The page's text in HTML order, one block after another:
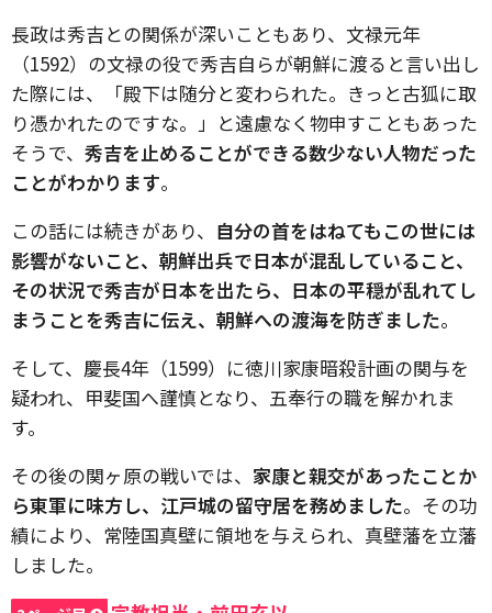
長政は秀吉との関係が深いこともあり、文禄元年
（1592）の文禄の役で秀吉自らが朝鮮に渡ると言い出し
た際には、「殿下は随分と変わられた。きっと古狐に取
り憑かれたのですな。」と遠慮なく物申すこともあった
そうで、 秀吉を止めることができる数少ない人物だった
ことがわかります。
この話には続きがあり、 自分の首をはねてもこの世には
影響がないこと、朝鮮出兵で日本が混乱していること、
その状況で秀吉が日本を出たら、日本の平穏が乱れてし
まうことを秀吉に伝え、朝鮮への渡海を防ぎました。
そして、慶長4年（1599）に徳川家康暗殺計画の関与を
疑われ、甲斐国へ謹慎となり、五奉行の職を解かれま
す。
その後の関ヶ原の戦いでは、 家康と親交があったことか
ら東軍に味方し、江戸城の留守居を務めました。その功
績により、常陸国真壁に領地を与えられ、真壁藩を立藩
しました。